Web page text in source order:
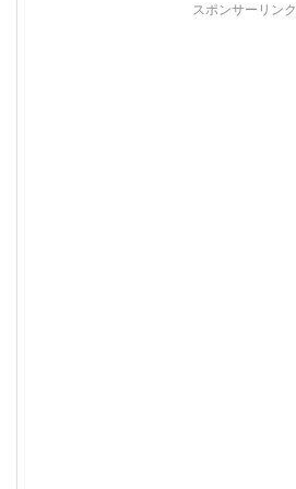
スポンサーリンク